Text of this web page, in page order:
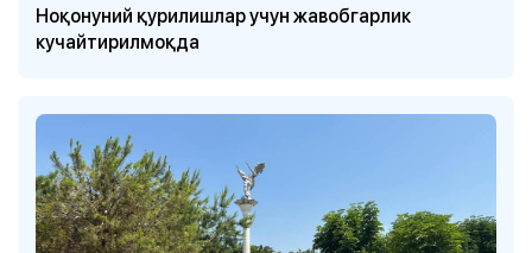
Ноқонуний қурилишлар учун жавобгарлик
кучайтирилмоқда